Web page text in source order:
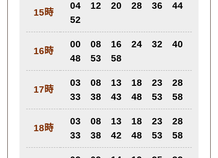
15時
04 12 20 28 36
44
52
16時
00 08 16 24 32
40
48
53 58
17時
03 08 13 18 23
28
33
38 43 48 53 58
18時
03 08 13 18 23
28
33
38 42 48 53 58